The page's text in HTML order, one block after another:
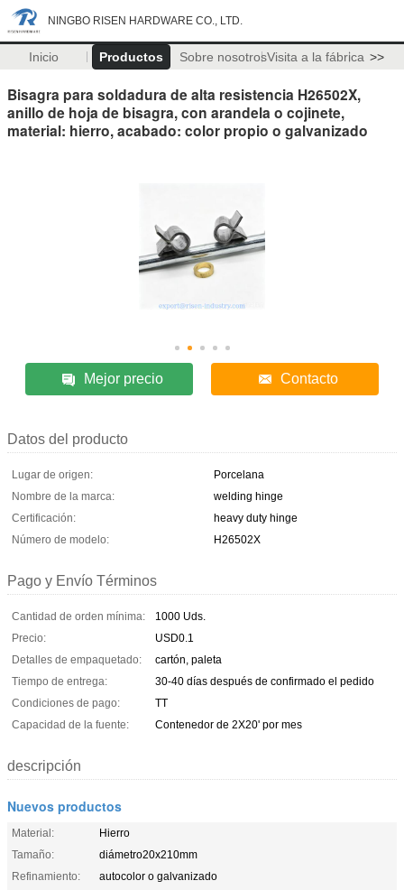
NINGBO RISEN HARDWARE CO., LTD.
Inicio Productos Sobre nosotrosVisita a la fábrica >>
Bisagra para soldadura de alta resistencia H26502X,
anillo de hoja de bisagra, con arandela o cojinete,
material: hierro, acabado: color propio o galvanizado
Mejor precio Contacto
Datos del producto
Lugar de origen:
Porcelana
Nombre de la marca:
welding hinge
Certificación:
heavy duty hinge
Número de modelo:
H26502X
Pago y Envío Términos
Cantidad de orden mínima:
1000 Uds.
Precio:
USD0.1
Detalles de empaquetado:
cartón, paleta
Tiempo de entrega:
30-40 días después de confirmado el pedido
Condiciones de pago:
TT
Capacidad de la fuente:
Contenedor de 2X20' por mes
descripción
Nuevos productos
Material:
Hierro
Tamaño:
diámetro20x210mm
Refinamiento:
autocolor o galvanizado